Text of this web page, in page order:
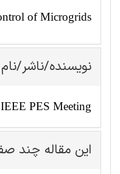
of Microgrids
نویسنده/ناشر/
IEEE PES Meeting
این مقاله چند